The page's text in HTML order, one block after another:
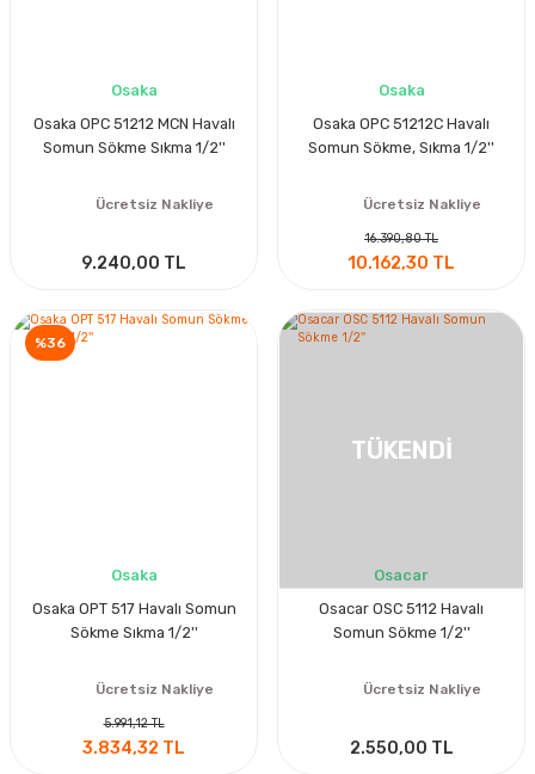
Osaka
Osaka OPC 51212 MCN Havalı
Somun Sökme Sıkma 1/2''
Ücretsiz Nakliye
9.240,00 TL
Osaka
Osaka OPC 51212C Havalı
Somun Sökme, Sıkma 1/2''
Ücretsiz Nakliye
16.390,80 TL
10.162,30 TL
%36
Osaka
Osaka OPT 517 Havalı Somun
Sökme Sıkma 1/2''
Ücretsiz Nakliye
5.991,12 TL
3.834,32 TL
TÜKENDİ
Osacar
Osacar OSC 5112 Havalı
Somun Sökme 1/2''
Ücretsiz Nakliye
2.550,00 TL